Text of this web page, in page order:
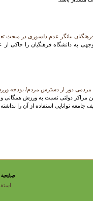
بیانگر عدم دلسوزی در مبحث
به دانشگاه فرهنگیان را حاکی
دور از دسترس مردم/ بودجه
مراکز دولتی نسبت به ورزش
توانایی استفاده از آن را
صفحه